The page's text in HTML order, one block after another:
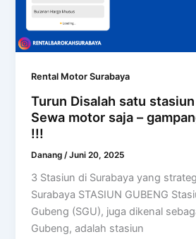
Rental Motor Surabaya
Turun Disalah satu
Sewa motor saja –
!!!
Danang /Juni 20, 2025
3 Stasiun di Surabaya yang
Surabaya STASIUN GUBENG
Gubeng (SGU), juga dikenal
Gubeng, adalah stasiun